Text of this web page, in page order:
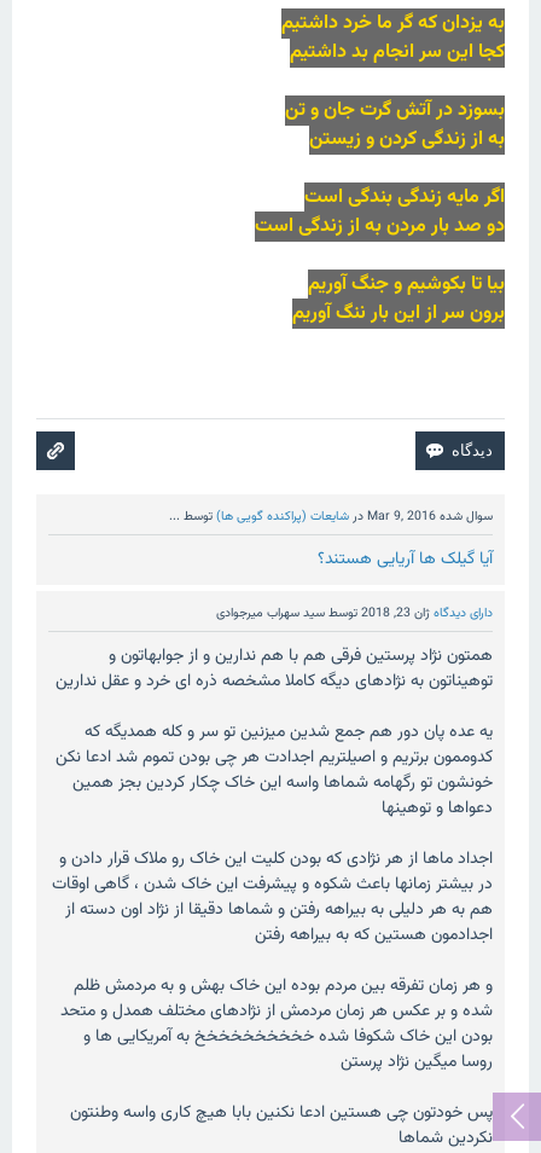
به یزدان که گر ما خرد داشتیم
کجا این سر انجام بد داشتیم
بسوزد در آتش گرت جان و تن
به از زندگی کردن و زیستن
اگر مایه زندگی بندگی است
دو صد بار مردن به از زندگی است
بیا تا بکوشیم و جنگ آوریم
برون سر از این بار ننگ آوریم
سوال شدهMar 9, 2016درشایعات (پراکنده گویی ها)توسط ...
آیا گیلک ها آریایی هستند؟
دارای دیدگاهژان 23, 2018 توسطسید سهراب میرجوادی
همتون نژاد پرستین فرقی هم با هم ندارین و از جوابهاتون و
توهیناتون به نژادهای دیگه کاملا مشخصه ذره ای خرد و عقل ندارین
یه عده پان دور هم جمع شدین میزنین تو سر و کله همدیگه که
کدوممون برتریم و اصیلتریم اجدادت هر چی بودن تموم شد ادعا نکن
خونشون تو رگهامه شماها واسه این خاک چکار کردین بجز همین
دعواها و توهینها
اجداد ماها از هر نژادی که بودن کلیت این خاک رو ملاک قرار دادن و
در بیشتر زمانها باعث شکوه و پیشرفت این خاک شدن ، گاهی اوقات
هم به هر دلیلی به بیراهه رفتن و شماها دقیقا از نژاد اون دسته از
اجدادمون هستین که به بیراهه رفتن
و هر زمان تفرقه بین مردم بوده این خاک بهش و به مردمش ظلم
شده و بر عکس هر زمان مردمش از نژادهای مختلف همدل و متحد
بودن این خاک شکوفا شده خخخخخخخخخخ به آمریکایی ها و
روسا میگین نژاد پرستن
پس خودتون چی هستین ادعا نکنین بابا هیچ کاری واسه وطنتون
نکردین شماها